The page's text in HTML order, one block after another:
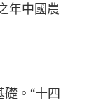
年中國農
。“十四